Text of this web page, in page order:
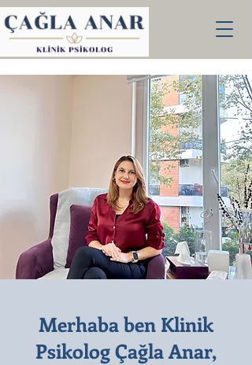
Merhaba ben Klinik
Psikolog Çağla Anar,